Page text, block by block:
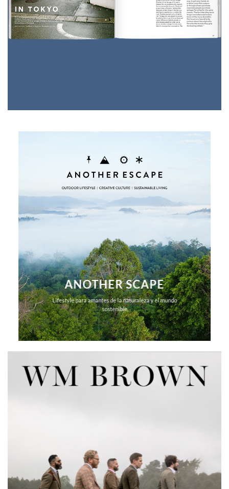
ANOTHER SCAPE
Lifestyle para amantes de la naturaleza y el mundo
sostenible